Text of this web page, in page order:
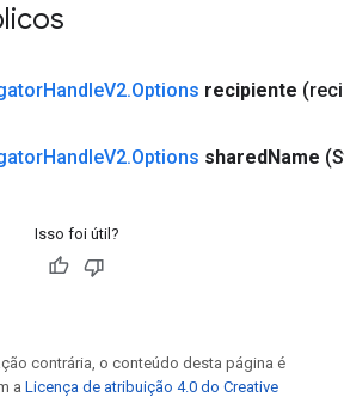
HandleV2.Options recipiente
HandleV2.Options sharedName
Isso foi útil?
contrária, o conteúdo desta página é
a Licença de atribuição 4.0 do Creative